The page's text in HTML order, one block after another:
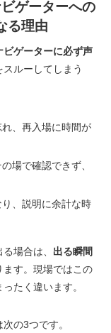
ゲーターへの
る理由
ビゲーターに必ず声
ルーしてしまう
、再入場に時間が
場で確認できず、
、説明に余計な時
場合は、 出る瞬間
ます。現場ではこの
たく違います。
の3つです。